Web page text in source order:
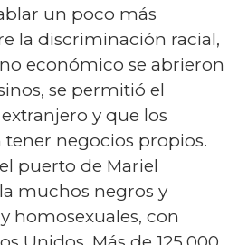
un poco más
la discriminación racial,
económico se abrieron
se permitió el
y que los
negocios propios.
puerto de Mariel
muchos negros y
homosexuales, con